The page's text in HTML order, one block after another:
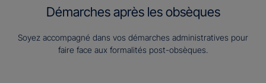
Démarches après les obsèques
Soyez accompagné dans vos démarches administratives pour
faire face aux formalités post-obsèques.